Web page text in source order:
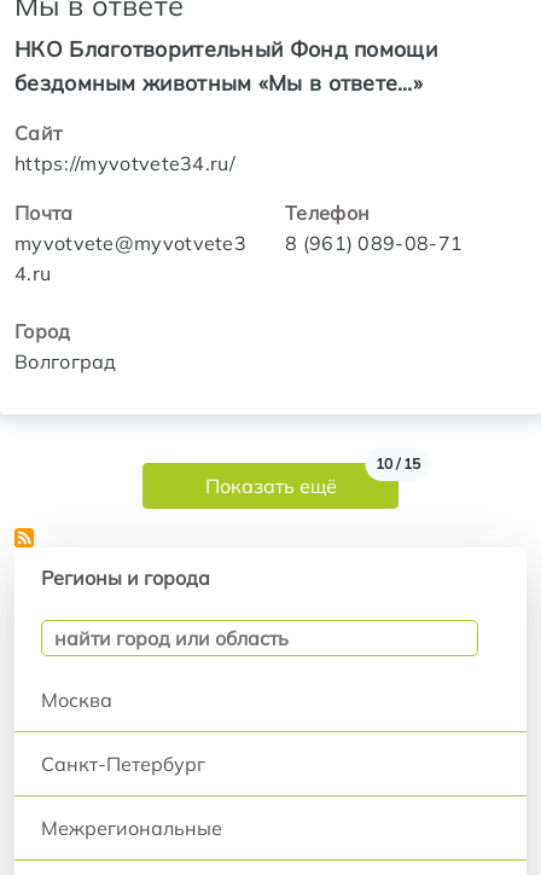
НКО Благотворительный Фонд помощи
бездомным животным «Мы в ответе…»
Сайт
https://myvotvete34.ru/
Почта
myvotvete@myvotvete3
4.ru
Телефон
8 (961) 089-08-71
Город
Волгоград
Показать ещё
10 / 15
Регионы и города
Москва
Санкт-Петербург
Межрегиональные